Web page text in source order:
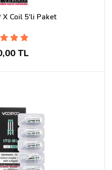
X Coil 5'li Paket
TL